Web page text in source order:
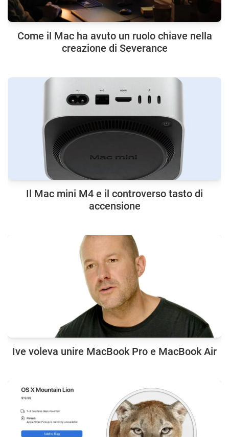
Come il Mac ha avuto un ruolo chiave nella
creazione di Severance
Il Mac mini M4 e il controverso tasto di
accensione
Ive voleva unire MacBook Pro e MacBook Air